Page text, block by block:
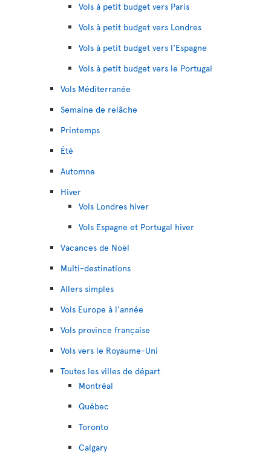
Vols à petit budget vers Paris
Vols à petit budget vers Londres
Vols à petit budget vers l'Espagne
Vols à petit budget vers le Portugal
Vols Méditerranée
Semaine de relâche
Printemps
Été
Automne
Hiver
Vols Londres hiver
Vols Espagne et Portugal hiver
Vacances de Noël
Multi-destinations
Allers simples
Vols Europe à l'année
Vols province française
Vols vers le Royaume-Uni
Toutes les villes de départ
Montréal
Québec
Toronto
Calgary